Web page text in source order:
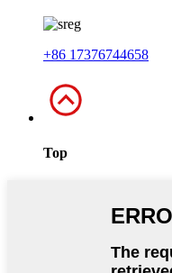
+86 17376744658
Top